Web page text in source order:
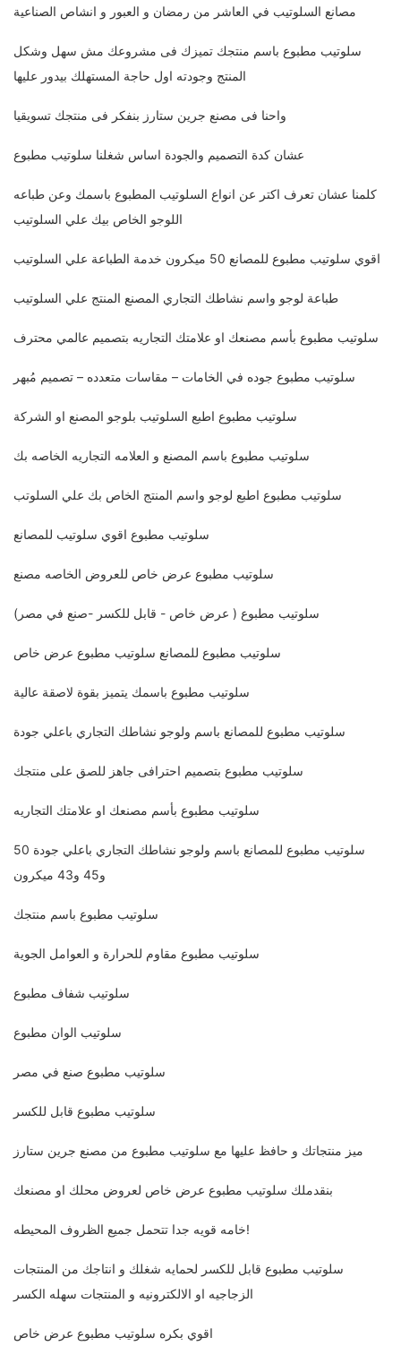
مصانع السلوتيب في العاشر من رمضان و العبور و انشاص الصناعية
سلوتيب مطبوع باسم منتجك تميزك فى مشروعك مش سهل وشكل
المنتج وجودته اول حاجة المستهلك بيدور عليها
واحنا فى مصنع جرين ستارز بنفكر فى منتجك تسويقيا
عشان كدة التصميم والجودة اساس شغلنا سلوتيب مطبوع
كلمنا عشان تعرف اكتر عن انواع السلوتيب المطبوع باسمك وعن طباعه
اللوجو الخاص بيك علي السلوتيب
اقوي سلوتيب مطبوع للمصانع 50 ميكرون خدمة الطباعة علي السلوتيب
طباعة لوجو واسم نشاطك التجاري المصنع المنتج علي السلوتيب
سلوتيب مطبوع بأسم مصنعك او علامتك التجاريه بتصميم عالمي محترف
سلوتيب مطبوع جوده في الخامات – مقاسات متعدده – تصميم مُبهر
سلوتيب مطبوع اطبع السلوتيب بلوجو المصنع او الشركة
سلوتيب مطبوع باسم المصنع و العلامه التجاريه الخاصه بك
سلوتيب مطبوع اطبع لوجو واسم المنتج الخاص بك علي السلوتب
سلوتيب مطبوع اقوي سلوتيب للمصانع
سلوتيب مطبوع عرض خاص للعروض الخاصه مصنع
سلوتيب مطبوع ( عرض خاص - قابل للكسر -صنع في مصر)
سلوتيب مطبوع للمصانع سلوتيب مطبوع عرض خاص
سلوتيب مطبوع باسمك يتميز بقوة لاصقة عالية
سلوتيب مطبوع للمصانع باسم ولوجو نشاطك التجاري باعلي جودة
سلوتيب مطبوع بتصميم احترافى جاهز للصق على منتجك
سلوتيب مطبوع بأسم مصنعك او علامتك التجاريه
سلوتيب مطبوع للمصانع باسم ولوجو نشاطك التجاري باعلي جودة 50
و45 و43 ميكرون
سلوتيب مطبوع باسم منتجك
سلوتيب مطبوع مقاوم للحرارة و العوامل الجوية
سلوتيب شفاف مطبوع
سلوتيب الوان مطبوع
سلوتيب مطبوع صنع في مصر
سلوتيب مطبوع قابل للكسر
ميز منتجاتك و حافظ عليها مع سلوتيب مطبوع من مصنع جرين ستارز
بنقدملك سلوتيب مطبوع عرض خاص لعروض محلك او مصنعك
خامه قويه جدا تتحمل جميع الظروف المحيطه!
سلوتيب مطبوع قابل للكسر لحمايه شغلك و انتاجك من المنتجات
الزجاجيه او الالكترونيه و المنتجات سهله الكسر
اقوي بكره سلوتيب مطبوع عرض خاص